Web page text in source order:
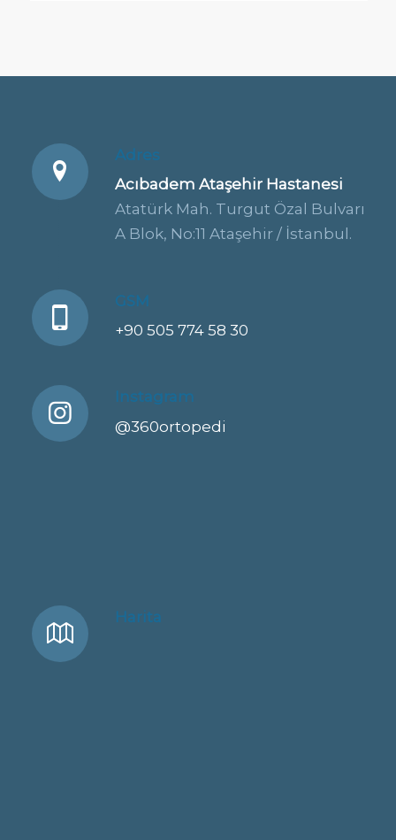
Adres
Acıbadem Ataşehir Hastanesi
Atatürk Mah. Turgut Özal Bulvarı
A Blok, No:11 Ataşehir / İstanbul.
GSM
+90 505 774 58 30
Instagram
@360ortopedi
Harita